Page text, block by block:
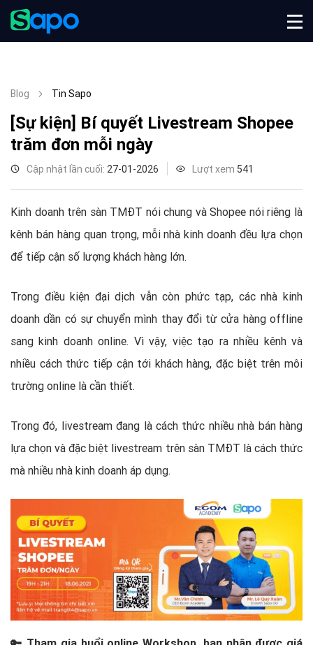
Blog Tin Sapo
[Sự kiện] Bí quyết Livestream Shopee
trăm đơn mỗi ngày
Cập nhật lần cuối: 27-01-2026 Lượt xem 541
Kinh doanh trên sàn TMĐT nói chung và Shopee nói riêng là
kênh bán hàng quan trọng, mỗi nhà kinh doanh đều lựa chọn
để tiếp cận số lượng khách hàng lớn.
Trong điều kiện đại dịch vẫn còn phức tạp, các nhà kinh
doanh dần có sự chuyển mình thay đổi từ cửa hàng offline
sang kinh doanh online. Vì vậy, việc tạo ra nhiều kênh và
nhiều cách thức tiếp cận tới khách hàng, đặc biệt trên môi
trường online là cần thiết.
Trong đó, livestream đang là cách thức nhiều nhà bán hàng
lựa chọn và đặc biệt livestream trên sàn TMĐT là cách thức
mà nhiều nhà kinh doanh áp dụng.